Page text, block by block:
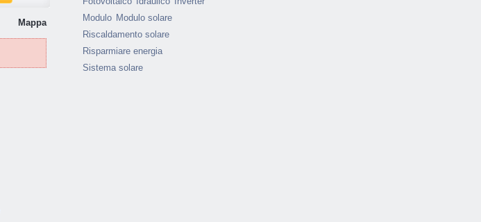
Mappa
Modulo Modulo solare
Riscaldamento solare
Risparmiare energia
Sistema solare